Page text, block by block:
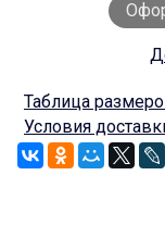
Таблица
Условия